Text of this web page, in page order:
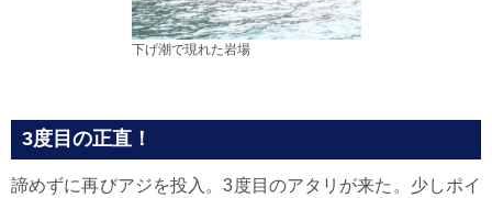
下げ潮で現れた岩場
3度目の正直！
諦めずに再びアジを投入。3度目のアタリが来た。少しポイ